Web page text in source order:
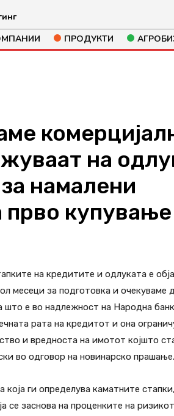
ПРОДУКТИ
на
намалени
прво
на кредитите и одлуката е
месеци за подготовка и очекуваме
е во надлежност на Народна
рата на кредитот и она
и вредноста на имотот којшто
во одговор на новинарско прашање.
ги определува каматните
се заснова на проценките на